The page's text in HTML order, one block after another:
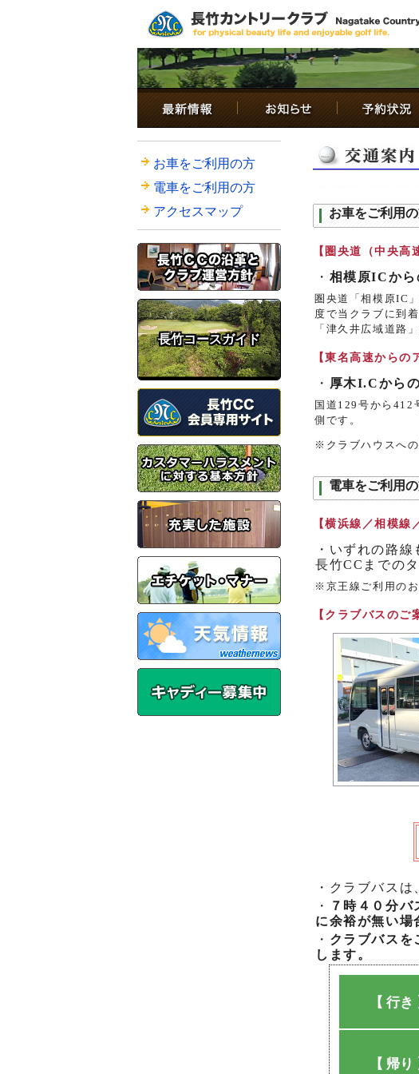
お車をご利用の方
電車をご利用の方
アクセスマップ
長竹コースガイド
お車をご利用
【圏央道（中央高
・ 相模原ICか
圏央道「相模原IC
度で当クラブに到
「津久井広域道路
【東名高速からの
・ 厚木I.Cから
国道129号から412
側です。
※クラブハウスへ
電車をご利用
【横浜線／相模線
・いずれの路
長竹CCまでの
※京王線ご利用の
【クラブバスのご
・クラブバス
・
７時４０分
に余裕が無い場
・ クラブバスを
します。
【 行き
【 帰り